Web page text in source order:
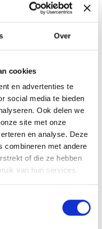
Over
cookies
en advertenties te
social media te bieden
Ook delen we
site met onze
en analyse. Deze
combineren met andere
of die ze hebben
van hun services.
in a new window
Opens in a new window